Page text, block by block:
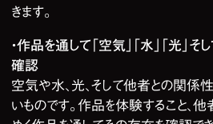
きます。
・作品を通して「空気」「水」「光」
確認
空気や水、光、そして他者との関係
いものです。作品を体験すること、